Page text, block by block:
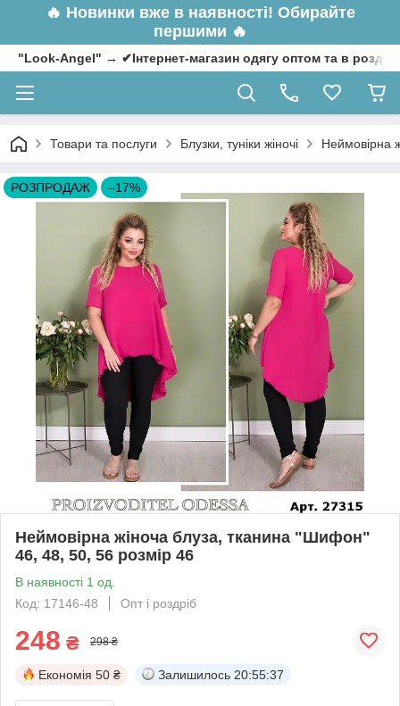
🔥 Новинки вже в наявності! Обирайте
першими 🔥
"Look-Angel" → ✔Інтернет-магазин одягу оптом та в
Товари та послуги Блузки, туніки жіночі Неймовірна
РОЗПРОДАЖ –17%
Неймовірна жіноча блуза, тканина "Шифон"
46, 48, 50, 56 розмір 46
В наявності 1 од.
Код: 17146-48
Опт і роздріб
248 ₴ 298 ₴
Економія 50 ₴ Залишилось 20:55:36